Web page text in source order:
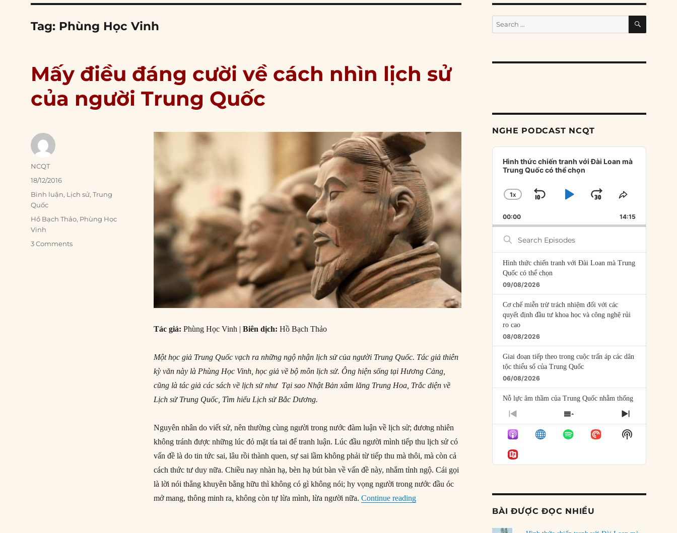
Tag: Phùng Học Vinh
Mấy điều đáng cười về cách nhìn lịch sử
của người Trung Quốc
Tác giả:Phùng Học Vinh |Biên dịch:Hồ Bạch Thảo
Một học giả Trung Quốc vạch ra những ngộ nhận lịch sử của người Trung Quốc. Tác giả thiên
kỳ văn này là Phùng Học Vinh, học giả về bộ môn lịch sử. Ông hiện sống tại Hương Cảng,
cũng là tác giả các sách về lịch sử như Tại sao Nhật Bản xâm lăng Trung Hoa, Trắc diện về
Lịch sử Trung Quốc, Tìm hiểu Lịch sử Bắc Dương.
Nguyên nhân do viết sử, nên thường cùng người trong nước đàm luận về lịch sử; đương nhiên
không tránh được những lúc đỏ mặt tía tai để tranh luận. Lúc đầu người mình tiếp thu lịch sử có
vấn đề là do tin tức sai, lâu rồi thành quen, sự sai lầm không phải từ tiếp thu mà thôi, mà còn cả
cách thức tư duy nữa. Chiều nay nhàn hạ, bèn hạ bút bàn về vấn đề này, nhắm tỉnh ngộ. Cái gọi
là lời nói thẳng khuyên bằng hữu thì không có gì không nói; hy vọng người trong nước đầu óc
mở mang, thông minh ra, không còn tự lừa mình, lừa người nữa.Continue reading“Mấy điều đáng cười về cách nhìn lịch sử của người Trung Quốc”
Author
NCQT
Posted
on
18/12/2016
Categories
Bình luận, Lịch sử,Trung
Quốc
Tags
Hồ Bạch Thảo, Phùng Học
Vinh
3 Comments
Search
for:
SEARCH
NGHE PODCAST NCQT
Audio
Player
Hình thức chiến tranh với Đài Loan mà
Trung Quốc có thể chọn
CHANGE
RATE
1X
SKIP
BACKWARD
PLAYJUMP
FORWARD
SHARE
EPISODE
00:00 14:15
Search
Episodes
Hình thức chiến tranh với Đài Loan mà Trung
Quốc có thể chọn
09/08/2026
Cơ chế miễn trừ trách nhiệm đối với các
quyết định đầu tư khoa học và công nghệ rủi
ro cao
08/08/2026
Giai đoạn tiếp theo trong cuộc trấn áp các dân
tộc thiểu số của Trung Quốc
06/08/2026
Nỗ lực âm thầm của Trung Quốc nhằm thống
trị khu vực Mỹ Latinh
Nợ cho kẻ mộng mơ: Vốn vay chính sách và
giới hạn của việc cho startup vay vốn
05/08/2026
của phe cánh hữu mới
PREVIOUS
EPISODE
SHOW
EPISODES
LIST
NEXT
EPISODE
Show
Podcast
BÀI ĐƯỢC ĐỌC NHIỀU